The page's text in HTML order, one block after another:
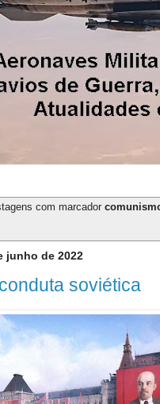
com marcador
junho de 2022
soviética